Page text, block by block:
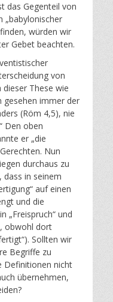
das Gegenteil von
„babylonischer
würden wir
Gebet beachten.
von
These wie
gesehen immer der
(Röm 4,5), nie
Den oben
er „die
Nun
durchaus zu
in seinem
auf einen
und die
„Freispruch“ und
obwohl dort
Sollten wir
Begriffe zu
Definitionen nicht
übernehmen,